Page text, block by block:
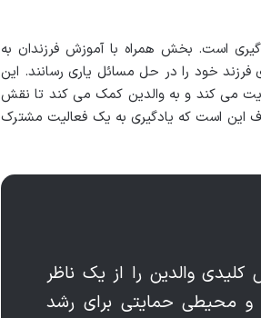
است. بخش همراه با آموزش فرزندان به
فرزند خود را در حل مسائل یاری رسانند. این
می کند و به والدین کمک می کند تا نقش
این است که یادگیری به یک فعالیت مشترک
کلیدی والدین را از یک ناظر
محیطی حمایتی برای رشد